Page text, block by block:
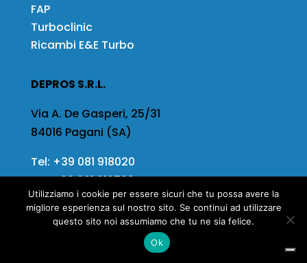
FAP
Turboclinic
Ricambi E&E Turbo
DEPROS S.R.L.
Via A. De Gasperi, 25/31
84016 Pagani (SA)
Tel: +39 081 918020
Fax+39 081 919799
Email:info@depros.it
Utilizziamo i cookie per essere sicuri che tu possa avere la
migliore esperienza sul nostro sito. Se continui ad utilizzare
questo sito noi assumiamo che tu ne sia felice.
Ok